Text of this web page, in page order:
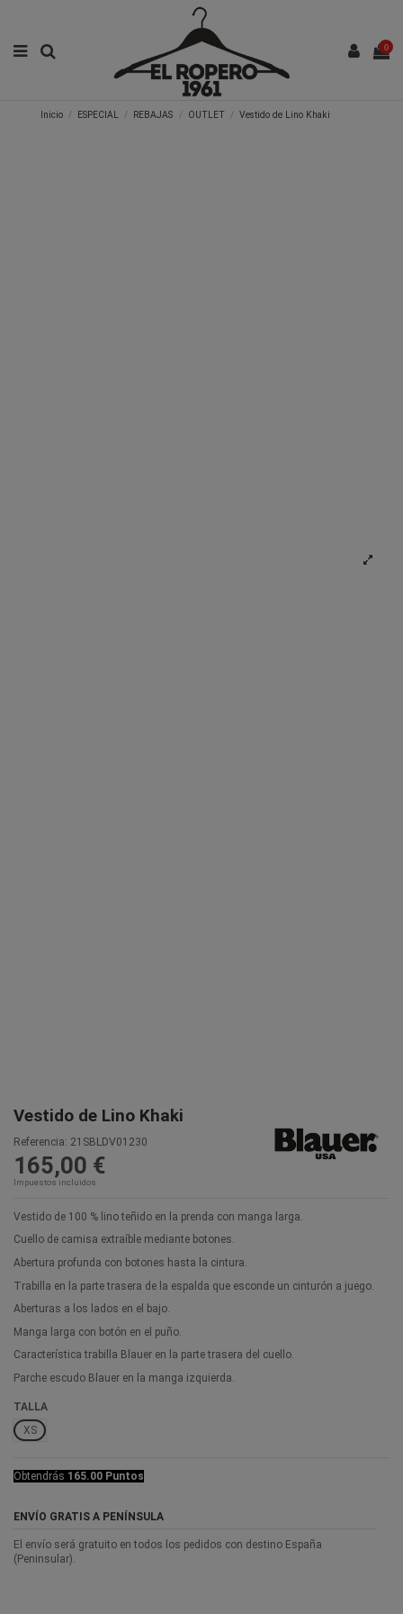
0
Inicio ESPECIAL REBAJAS OUTLET Vestido de Lino Khaki
Vestido de Lino Khaki
Referencia: 21SBLDV01230
165,00 €
Impuestos incluidos
Vestido de 100 % lino teñido en la prenda con manga larga.
Cuello de camisa extraíble mediante botones.
Abertura profunda con botones hasta la cintura.
Trabilla en la parte trasera de la espalda que esconde un cinturón a juego.
Aberturas a los lados en el bajo.
Manga larga con botón en el puño.
Característica trabilla Blauer en la parte trasera del cuello.
Parche escudo Blauer en la manga izquierda.
TALLA
XS
Obtendrás 165.00 Puntos
ENVÍO GRATIS A PENÍNSULA
El envío será gratuito en todos los pedidos con destino España
(Peninsular).